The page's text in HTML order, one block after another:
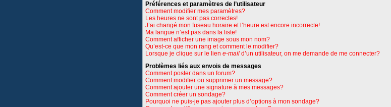
Préférences et paramètres de l’utilisateur
Comment modifier mes paramètres?
Les heures ne sont pas correctes!
J’ai changé mon fuseau horaire et l’heure est encore incorrecte!
Ma langue n’est pas dans la liste!
Comment afficher une image sous mon nom?
Qu’est-ce que mon rang et comment le modifier?
Lorsque je clique sur le lien e-mail d’un utilisateur, on me demande de me connecter?
Problèmes liés aux envois de messages
Comment poster dans un forum?
Comment modifier ou supprimer un message?
Comment ajouter une signature à mes messages?
Comment créer un sondage?
Pourquoi ne puis-je pas ajouter plus d’options à mon sondage?